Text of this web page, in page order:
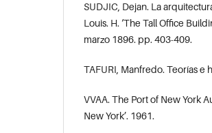
SUDJIC, Dejan. La
Louis. H. ‘The Tall Office
marzo 1896. pp. 403-409.
TAFURI, Manfredo. Teorías e
VVAA. The Port of New York
New York’. 1961.